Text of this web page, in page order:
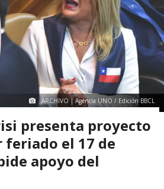
ARCHIVO | Agencia UNO / Edición BBCL
presenta proyecto
feriado el 17 de
apoyo del